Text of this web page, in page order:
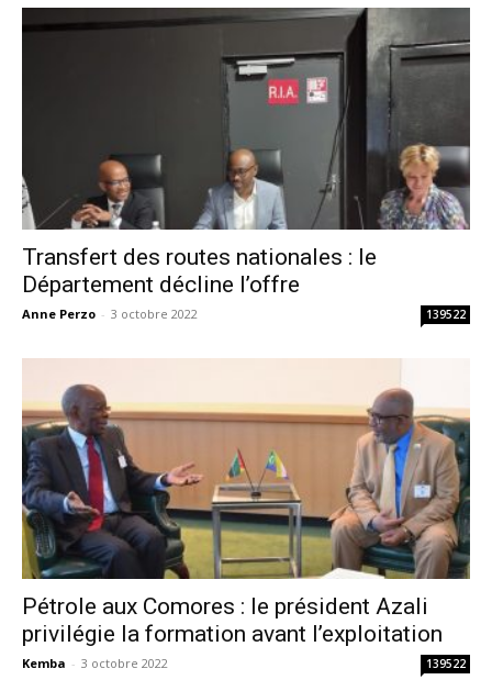
Transfert des routes nationales : le
Département décline l’offre
Anne Perzo - 3 octobre 2022 139522
Pétrole aux Comores : le président Azali
privilégie la formation avant l’exploitation
Kemba - 3 octobre 2022 139522